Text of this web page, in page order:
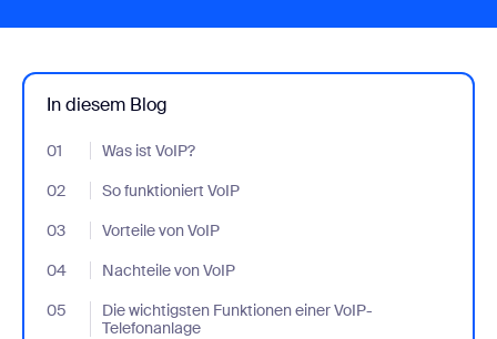
In diesem Blog
01 Was ist VoIP?
- Jumplink to Was ist VoIP?
02
So funktioniert VoIP
- Jumplink to So funktioniert VoIP
03
Vorteile von VoIP
- Jumplink to Vorteile von VoIP
04
Nachteile von VoIP
- Jumplink to Nachteile von VoIP
05
Die wichtigsten Funktionen einer VoIP-
Telefonanlage
- Jumplink to Die wichtigsten Funktionen einer VoIP-